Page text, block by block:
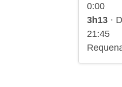
0:00
3h13 ·
21:45